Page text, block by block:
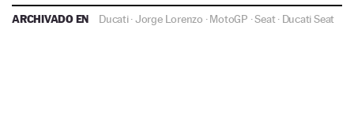
ARCHIVADO EN Ducati·Jorge Lorenzo ·MotoGP ·Seat· DucatiSeat